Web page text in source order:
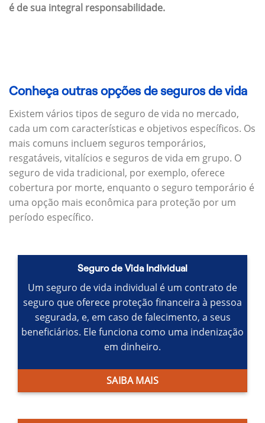
é de sua integral responsabilidade.
Conheça outras opções de seguros de vida
Existem vários tipos de seguro de vida no mercado,
cada um com características e objetivos específicos. Os
mais comuns incluem seguros temporários,
resgatáveis, vitalícios e seguros de vida em grupo. O
seguro de vida tradicional, por exemplo, oferece
cobertura por morte, enquanto o seguro temporário é
uma opção mais econômica para proteção por um
período específico.
Seguro de Vida Individual
Um seguro de vida individual é um contrato de
seguro que oferece proteção financeira à pessoa
segurada, e, em caso de falecimento, a seus
beneficiários. Ele funciona como uma indenização
em dinheiro.
SAIBA MAIS